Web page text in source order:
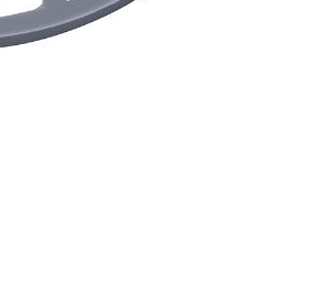
2, 4340 Bryne